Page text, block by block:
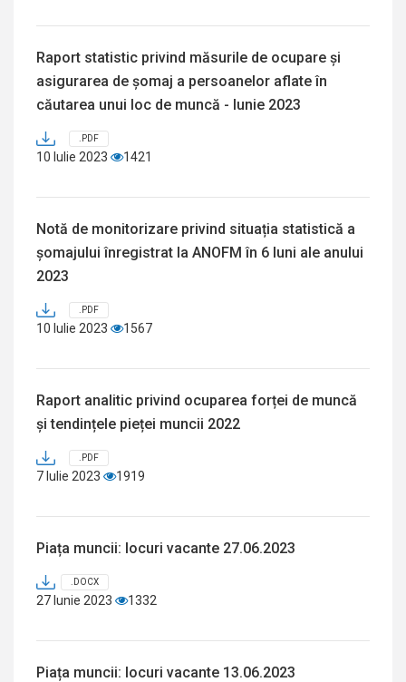
Raport statistic privind măsurile de ocupare și
asigurarea de șomaj a persoanelor aflate în
căutarea unui loc de muncă - Iunie 2023
.PDF
10 Iulie 2023 1421
Notă de monitorizare privind situația statistică a
șomajului înregistrat la ANOFM în 6 luni ale anului
2023
.PDF
10 Iulie 2023 1567
Raport analitic privind ocuparea forței de muncă
și tendințele pieței muncii 2022
.PDF
7 Iulie 2023 1919
Piața muncii: locuri vacante 27.06.2023
.DOCX
27 Iunie 2023 1332
Piața muncii: locuri vacante 13.06.2023